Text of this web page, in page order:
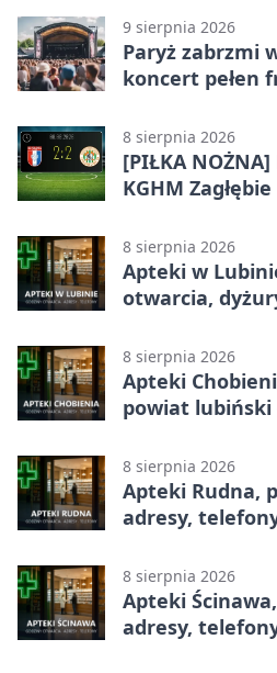
9 sierpnia 2026
Paryż zabrzmi
koncert pełen
8 sierpnia 2026
[PIŁKA
KGHM
8 sierpnia 2026
Apteki w
otwarcia,
8 sierpnia 2026
Apteki
powiat lubiński
8 sierpnia 2026
Apteki Rudna,
adresy,
8 sierpnia 2026
Apteki
adresy,